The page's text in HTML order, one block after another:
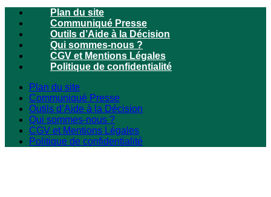
Plan du site
Communiqué Presse
Outils d’Aide à la Décision
Qui sommes-nous ?
CGV et Mentions Légales
Politique de confidentialité
Plan du site
Communiqué Presse
Outils d’Aide à la Décision
Qui sommes-nous ?
CGV et Mentions Légales
Politique de confidentialité